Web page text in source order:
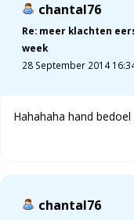
chantal76
Re: meer klachten
week
28 September 2014
Hahahaha hand
chantal76